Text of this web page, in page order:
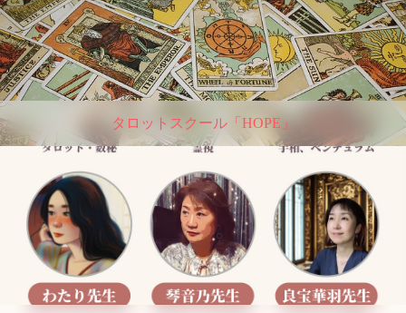
タロットスクール「HOPE」